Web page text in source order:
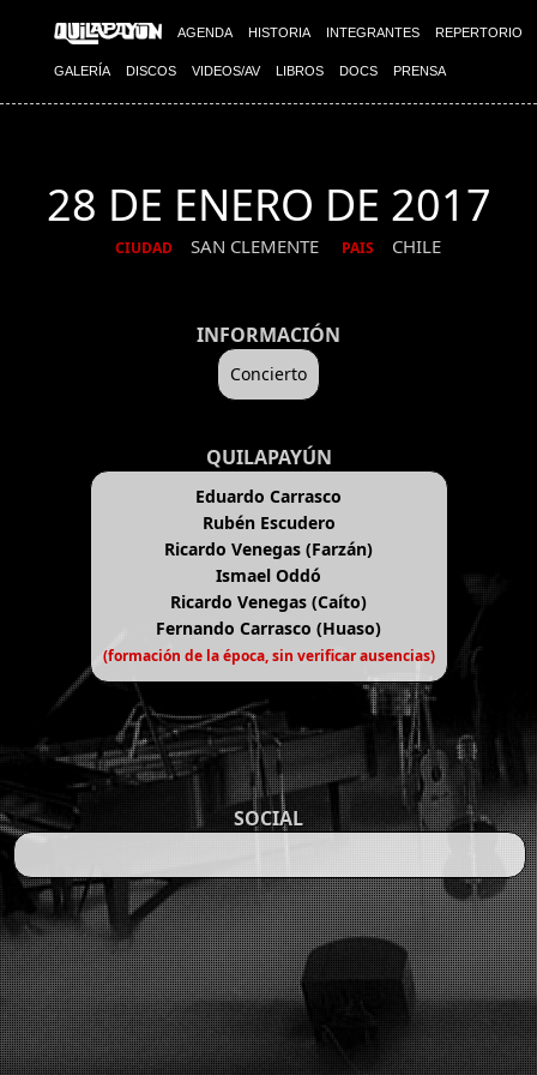
AGENDA HISTORIA INTEGRANTES REPERTORIO
GALERÍA DISCOS VIDEOS/AV LIBROS DOCS PRENSA
28 DE ENERO DE 2017
CIUDAD SAN CLEMENTE PAIS CHILE
INFORMACIÓN
Concierto
QUILAPAYÚN
Eduardo Carrasco
Rubén Escudero
Ricardo Venegas (Farzán)
Ismael Oddó
Ricardo Venegas (Caíto)
Fernando Carrasco (Huaso)
(formación de la época, sin verificar ausencias)
SOCIAL